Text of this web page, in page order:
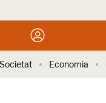
Societat Economia